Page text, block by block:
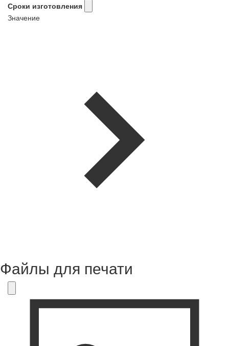
Сроки изготовления
Значение
Файлы для печати